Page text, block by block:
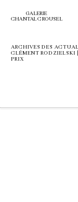
GALERIE
CHANTAL CROUSEL
ARCHIVES DES
CLÉMENT RODZIELSKI |
PRIX